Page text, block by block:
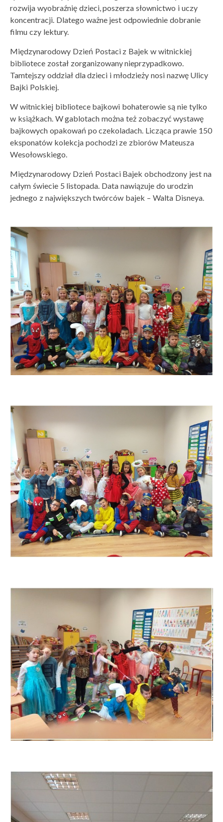
rozwija wyobraźnię dzieci, poszerza słownictwo i uczy
koncentracji. Dlatego ważne jest odpowiednie dobranie
filmu czy lektury.
Międzynarodowy Dzień Postaci z Bajek w witnickiej
bibliotece został zorganizowany nieprzypadkowo.
Tamtejszy oddział dla dzieci i młodzieży nosi nazwę Ulicy
Bajki Polskiej.
W witnickiej bibliotece bajkowi bohaterowie są nie tylko
w książkach. W gablotach można też zobaczyć wystawę
bajkowych opakowań po czekoladach. Licząca prawie 150
eksponatów kolekcja pochodzi ze zbiorów Mateusza
Wesołowskiego.
Międzynarodowy Dzień Postaci Bajek obchodzony jest na
całym świecie 5 listopada. Data nawiązuje do urodzin
jednego z największych twórców bajek – Walta Disneya.